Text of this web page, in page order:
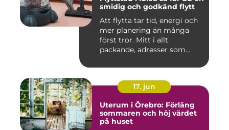
smidig och godkänd flytt
Att flytta tar tid, energi och
mer planering än många
först tror. Mitt i allt
packande, adresser som...
17. jun
Uterum i Örebro: Förläng
sommaren och höj värdet
på huset